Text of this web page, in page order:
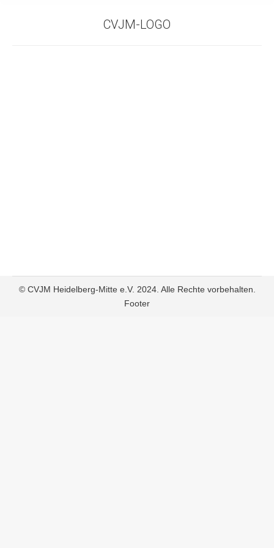
CVJM-LOGO
© CVJM Heidelberg-Mitte e.V. 2024. Alle Rechte vorbehalten.
Footer